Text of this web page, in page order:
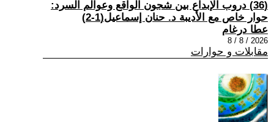
(36) دروب الإبداع بين شجون الواقع وعوالم السرد:
حوار خاص مع الأديبة د. حنان إسماعيل(1-2)
عطا درغام
2026 / 8 / 8
مقابلات و حوارات